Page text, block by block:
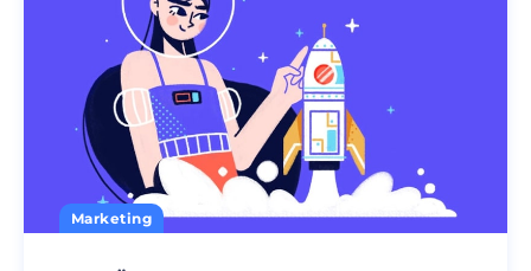
Marketing